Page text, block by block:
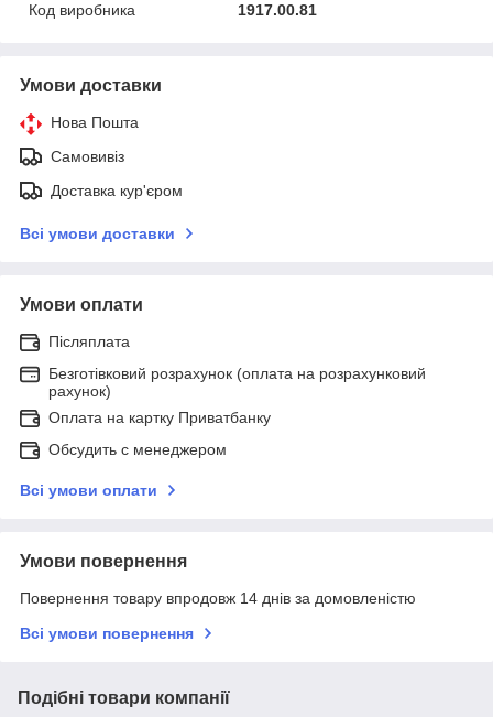
Код виробника
1917.00.81
Умови доставки
Нова Пошта
Самовивіз
Доставка кур'єром
Всі умови доставки
Умови оплати
Післяплата
Безготівковий розрахунок (оплата на розрахунковий
рахунок)
Оплата на картку Приватбанку
Обсудить с менеджером
Всі умови оплати
Умови повернення
Повернення товару впродовж 14 днів за домовленістю
Всі умови повернення
Подібні товари компанії